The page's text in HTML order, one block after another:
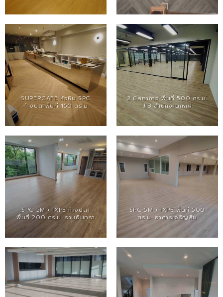
SUPERCAFE หัวหิน SPC
ก้างปลาพื้นที่ 150 ตร.ม
2 มิลทากาว พื้นที่ 500 ตร.ม.
JIB สำนักงานใหญ่
SPC 5M + IXPE ก้างปลา
พื้นที่ 200 ตร.ม. รามอินทรา
SPC 5M + IXPE พื้นที่ 500
ตร.ม. อาคารเจริญสิน